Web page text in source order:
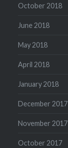
October 2018
June 2018
May 2018
April 2018
January 2018
December 2017
November 2017
October 2017